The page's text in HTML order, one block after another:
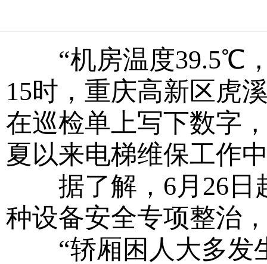
“机房温度39.5℃，
15时，重庆高新区虎
在巡检单上写下数字
夏以来电梯维保工作
据了解，6月26日
种设备安全专项整治
“轿厢困人大多发生